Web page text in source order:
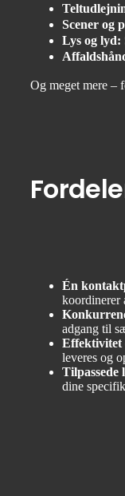
Scener og
Lys og lyd:
Og meget mere –
Én
koordinerer
adgang til
Effektivitet
leveres og
Tilpassede
dine